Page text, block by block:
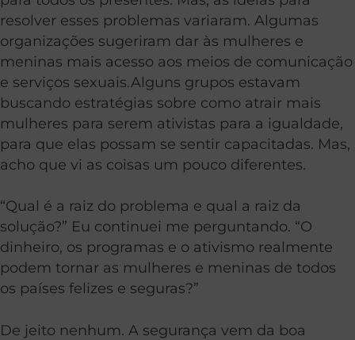
resolver esses problemas variaram. Algumas
organizações sugeriram dar às mulheres e
meninas mais acesso aos meios de comunicação
e serviços sexuais.Alguns grupos estavam
buscando estratégias sobre como atrair mais
mulheres para serem ativistas para a igualdade,
para que elas possam se sentir capacitadas. Mas,
acho que vi as coisas um pouco diferentes.
“Qual é a raiz do problema e qual a raiz da
solução?” Eu continuei me perguntando. “O
dinheiro, os programas e o ativismo realmente
podem tornar as mulheres e meninas de todos
os países felizes e seguras?”
De jeito nenhum. A segurança vem da boa